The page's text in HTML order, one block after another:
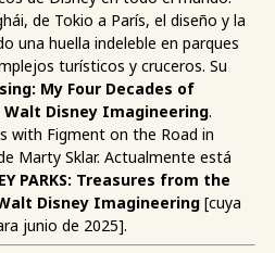
de Tokio a París, el diseño y la
una huella indeleble en parques
turísticos y cruceros. Su
My Four Decades of
Walt Disney Imagineering.
with Figment on the Road in
Marty Sklar. Actualmente está
PARKS: Treasures from the
Disney Imagineering [cuya
junio de 2025].